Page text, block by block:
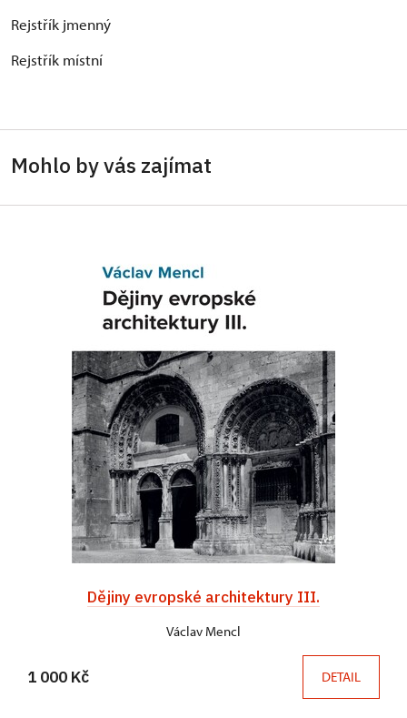
Rejstřík jmenný
Rejstřík místní
Mohlo by vás zajímat
Dějiny evropské architektury III.
Václav Mencl
1 000 Kč DETAIL